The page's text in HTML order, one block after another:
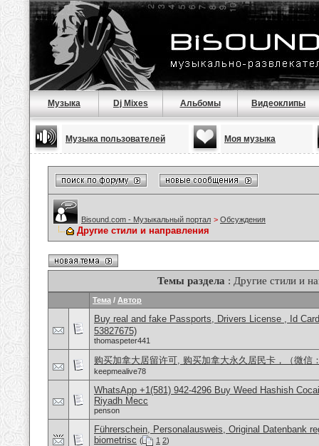
Музыка Dj Mixes Альбомы Видеоклипы
Музыка пользователей Моя музыка
Bisound.com - Музыкальный портал > Обсуждения
Другие стили и направления
Темы раздела : Другие стили и
Тема / Автор
Buy real and fake Passports, Drivers License , Id
53827675)
thomaspeter441
购买加拿大居留许可, 购买加拿大永久居民卡，（微信
keepmealive78
WhatsApp +1(581) 942-4296 Buy Weed Hashish
Riyadh Mecc
penson
Führerschein, Personalausweis, Original Datenbank
biometrisc ( 1 2)